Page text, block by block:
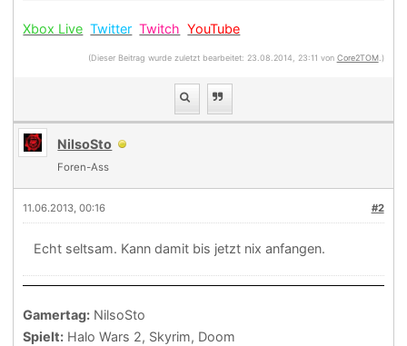
Xbox Live Twitter Twitch YouTube
(Dieser Beitrag wurde zuletzt bearbeitet: 23.08.2014, 23:11 von Core2TOM.)
NilsoSto
Foren-Ass
#2
11.06.2013, 00:16
Echt seltsam. Kann damit bis jetzt nix anfangen.
Gamertag: NilsoSto
Spielt: Halo Wars 2, Skyrim, Doom